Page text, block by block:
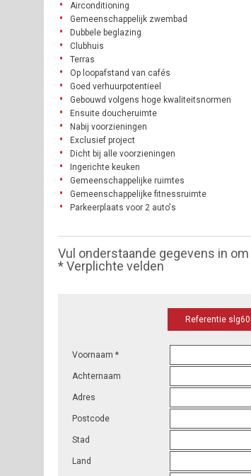
Airconditioning
Gemeenschappelijk zwembad
Dubbele beglazing
Clubhuis
Terras
Op loopafstand van cafés
Goed verhuurpotentieel
Gebouwd volgens hoge kwaliteitsnormen
Ensuite doucheruimte
Nabij voorzieningen
Exclusief project
Dicht bij alle voorzieningen
Ingerichte keuken
Gemeenschappelijke ruimtes
Gemeenschappelijke fitnessruimte
Parkeerplaats voor 2 auto's
Vul onderstaande gegevens in
* Verplichte velden
Referentie
Voornaam *
Achternaam
Adres
Postcode
Stad
Land